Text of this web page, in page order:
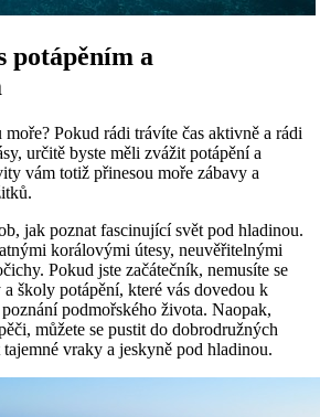
potápěním a
Pokud rádi trávíte čas aktivně‌ a rádi
určitě byste měli zvážit potápění ⁢a
vám totiž přinesou moře zábavy⁣ a
jak poznat fascinující svět ‍pod hladinou.
korálovými útesy, ‍neuvěřitelnými
Pokud jste ‌začátečník, nemusíte se‍
školy potápění, které vás dovedou k
podmořského‍ života. Naopak,
můžete se ‌pustit do dobrodružných
vraky a jeskyně⁢ pod hladinou.